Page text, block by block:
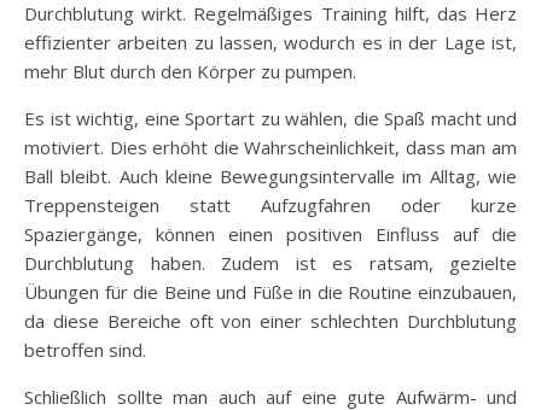
Durchblutung wirkt. Regelmäßiges Training hilft, das Herz
effizienter arbeiten zu lassen, wodurch es in der Lage ist,
mehr Blut durch den Körper zu pumpen.
Es ist wichtig, eine Sportart zu wählen, die Spaß macht und
motiviert. Dies erhöht die Wahrscheinlichkeit, dass man am
Ball bleibt. Auch kleine Bewegungsintervalle im Alltag, wie
Treppensteigen statt Aufzugfahren oder kurze
Spaziergänge, können einen positiven Einfluss auf die
Durchblutung haben. Zudem ist es ratsam, gezielte
Übungen für die Beine und Füße in die Routine einzubauen,
da diese Bereiche oft von einer schlechten Durchblutung
betroffen sind.
Schließlich sollte man auch auf eine gute Aufwärm- und